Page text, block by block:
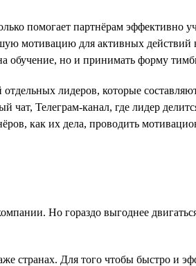
помогает партнёрам эффективно
мотивацию для активных
обучение, но и принимать форму
лидеров, которые
Телеграм-канал, где лидер
как их дела, проводить
Но гораздо выгоднее
Для того чтобы быстро и